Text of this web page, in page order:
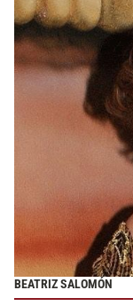
BEATRIZ SALOMÓN